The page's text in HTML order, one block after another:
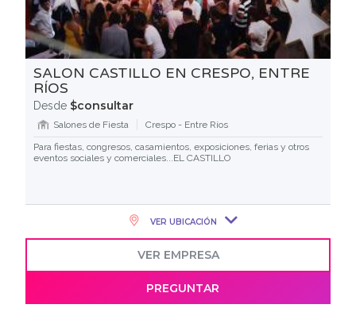
SALON CASTILLO EN CRESPO, ENTRE
RÍOS
Desde $consultar
Salones de Fiesta
Crespo - Entre Ríos
Para fiestas, congresos, casamientos, exposiciones, ferias y otros
eventos sociales y comerciales...EL CASTILLO
VER UBICACIÓN
VER EMPRESA
PREGUNTAR